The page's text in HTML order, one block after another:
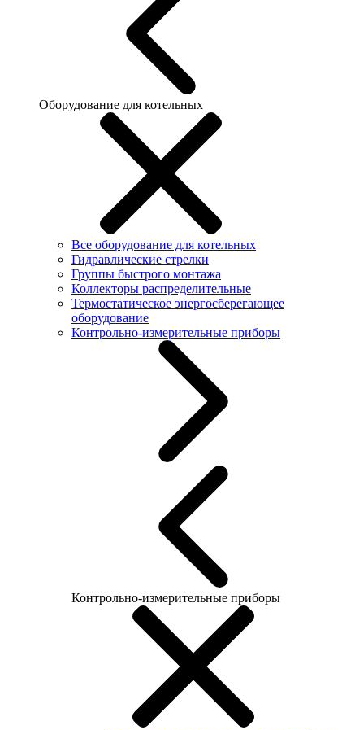
Оборудование для котельных
Все оборудование для котельных
Гидравлические стрелки
Группы быстрого монтажа
Коллекторы распределительные
Термостатическое энергосберегающее
оборудование
Контрольно-измерительные приборы
Контрольно-измерительные приборы